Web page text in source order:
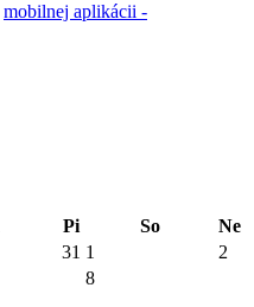
mobilnej aplikácii -
Pi So
Ne
31 1 2
8